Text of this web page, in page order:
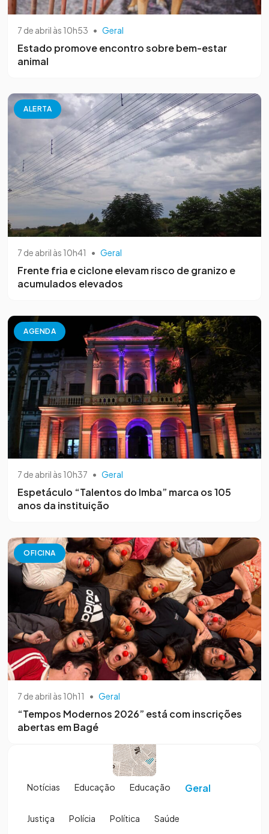
7 de abril às 10h53 • Geral
Estado promove encontro sobre bem-estar
animal
ALERTA
7 de abril às 10h41 • Geral
Frente fria e ciclone elevam risco de granizo e
acumulados elevados
AGENDA
7 de abril às 10h37 • Geral
Espetáculo “Talentos do Imba” marca os 105
anos da instituição
OFICINA
7 de abril às 10h11 • Geral
“Tempos Modernos 2026” está com inscrições
abertas em Bagé
Notícias Educação Educação Geral
Justiça Polícia Política Saúde